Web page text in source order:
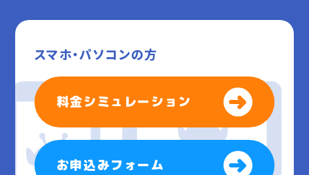
スマホ・パソコンの方
料金シミュレーション
お申込みフォーム